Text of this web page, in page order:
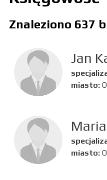
Znaleziono 637
Jan
miasto:
miasto: